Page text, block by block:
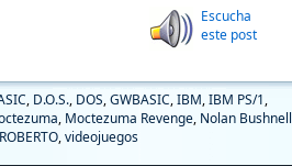
Escucha
este post
, D.O.S., DOS,GWBASIC,IBM,IBM PS/1,
, Moctezuma Revenge, Nolan Bushnell
ROBERTO,videojuegos